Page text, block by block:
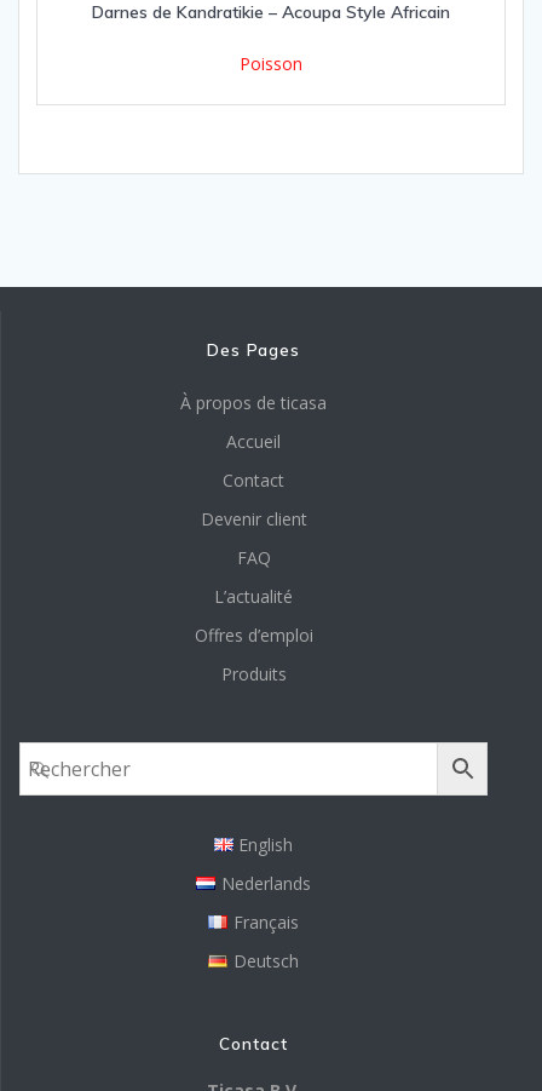
Darnes de Kandratikie – Acoupa Style Africain
Poisson
Des Pages
À propos de ticasa
Accueil
Contact
Devenir client
FAQ
L’actualité
Offres d’emploi
Produits
English
Nederlands
Français
Deutsch
Contact